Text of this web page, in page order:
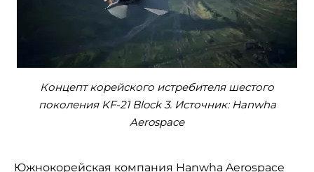
Концепт корейского истребителя шестого
поколения KF-21 Block 3. Источник: Hanwha
Aerospace
Южнокорейская компания Hanwha Aerospace